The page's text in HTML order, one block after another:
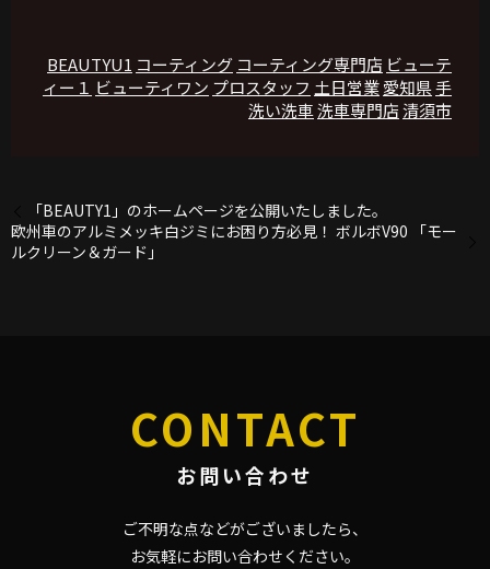
BEAUTYU1 コーティング コーティング専門店 ビューテ
ィー１ ビューティワン プロスタッフ 土日営業愛知県手
洗い洗車洗車専門店清須市
「BEAUTY1」のホームページを公開いたしました。
欧州車のアルミメッキ白ジミにお困り方必見！ ボルボV90 「モー
ルクリーン＆ガード」
CONTACT
お問い合わせ
ご不明な点などがございましたら、
お気軽にお問い合わせください。